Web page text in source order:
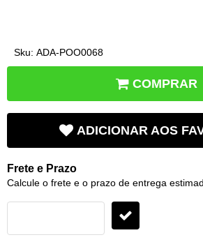
Sku: ADA-POO0068
COMPRAR
ADICIONAR AOS
Frete e Prazo
Calcule o frete e o prazo de entrega